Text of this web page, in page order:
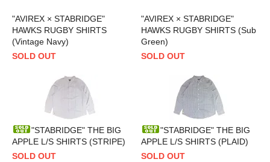
"AVIREX × STABRIDGE"
HAWKS RUGBY SHIRTS
(Vintage Navy)
SOLD OUT
"AVIREX × STABRIDGE"
HAWKS RUGBY SHIRTS (Sub
Green)
SOLD OUT
"STABRIDGE" THE BIG
APPLE L/S SHIRTS (STRIPE)
SOLD OUT
"STABRIDGE" THE BIG
APPLE L/S SHIRTS (PLAID)
SOLD OUT